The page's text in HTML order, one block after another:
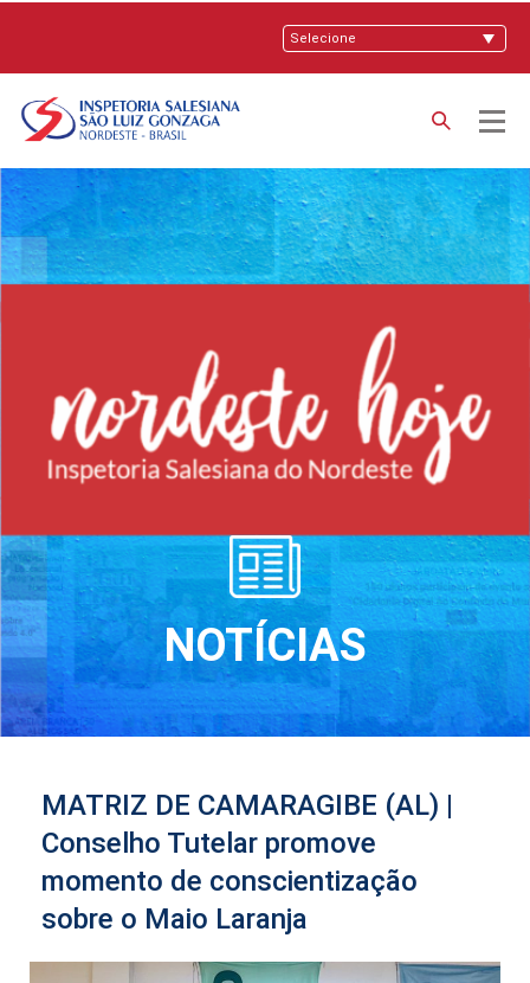
NOTÍCIAS
MATRIZ DE CAMARAGIBE (AL) |
Conselho Tutelar promove
momento de conscientização
sobre o Maio Laranja